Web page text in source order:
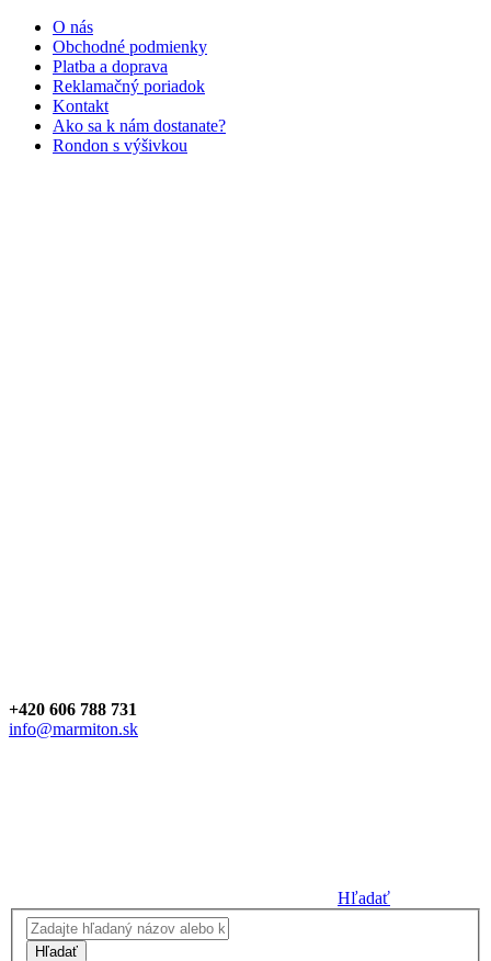
O nás
Obchodné podmienky
Platba a doprava
Reklamačný poriadok
Kontakt
Ako sa k nám dostanate?
Rondon s výšivkou
+420 606 788 731
info@marmiton.sk
Hľadať
Hľadať